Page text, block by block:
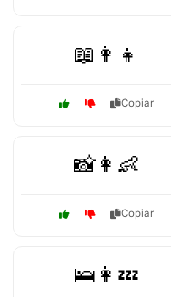
📖👩👧
Copiar
📸👩👶
Copiar
🛌👩💤